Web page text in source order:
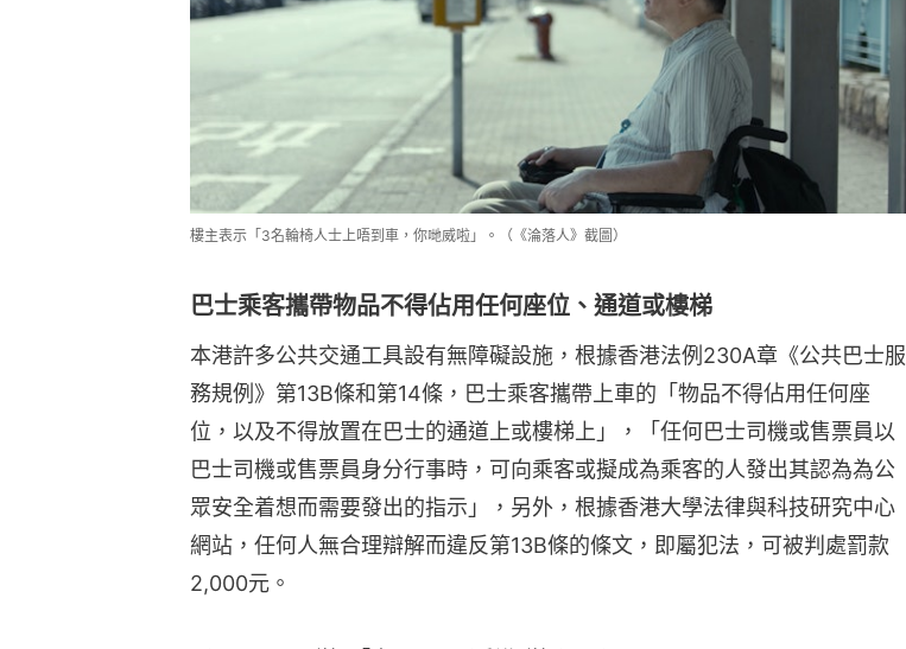
樓主表示「3名輪椅人士上唔到車，你哋威啦」。（《淪落人》截圖）
巴士乘客攜帶物品不得佔用任何座位、通道或樓梯
本港許多公共交通工具設有無障礙設施，根據香港法例230A章《公共巴士服
務規例》第13B條和第14條，巴士乘客攜帶上車的「物品不得佔用任何座
位，以及不得放置在巴士的通道上或樓梯上」，「任何巴士司機或售票員以
巴士司機或售票員身分行事時，可向乘客或擬成為乘客的人發出其認為為公
眾安全着想而需要發出的指示」，另外，根據香港大學法律與科技研究中心
網站，任何人無合理辯解而違反第13B條的條文，即屬犯法，可被判處罰款
2,000元。